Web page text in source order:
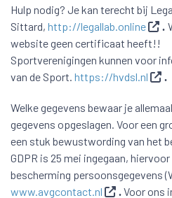
Hulp nodig? Je kan terecht bij
Sittard, http://legallab.online .
website geen certificaat heeft!!
Sportverenigingen kunnen voor
van de Sport. https://hvdsl.nl .
Welke gegevens bewaar je
gegevens opgeslagen. Voor een
een stuk bewustwording van het
GDPR is 25 mei ingegaan,
bescherming persoonsgegevens
www.avgcontact.nl
. Voor ons